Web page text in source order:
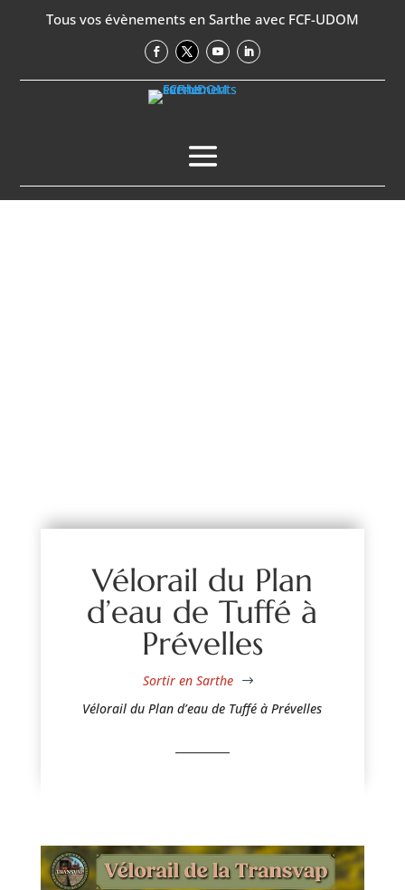
Tous vos évènements en Sarthe avec FCF-UDOM
Vélorail du Plan
d’eau de Tuffé à
Prévelles
Sortir en Sarthe $
Vélorail du Plan d’eau de Tuffé à Prévelles